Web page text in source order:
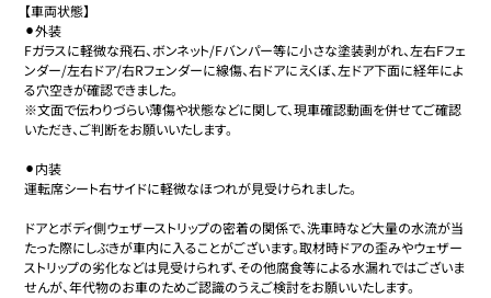
【車両状態】
⚫︎外装
Fガラスに軽微な飛石、ボンネット/Fバンパー等に小さな塗装剥がれ、左右Fフェ
ンダー/左右ドア/右Rフェンダーに線傷、右ドアにえくぼ、左ドア下面に経年によ
る穴空きが確認できました。
※文面で伝わりづらい薄傷や状態などに関して、現車確認動画を併せてご確認
いただき、ご判断をお願いいたします。
⚫︎内装
運転席シート右サイドに軽微なほつれが見受けられました。
ドアとボディ側ウェザーストリップの密着の関係で、洗車時など大量の水流が当
たった際にしぶきが車内に入ることがございます。取材時ドアの歪みやウェザー
ストリップの劣化などは見受けられず、その他腐食等による水漏れではございま
せんが、年代物のお車のためご認識のうえご検討をお願いいたします。